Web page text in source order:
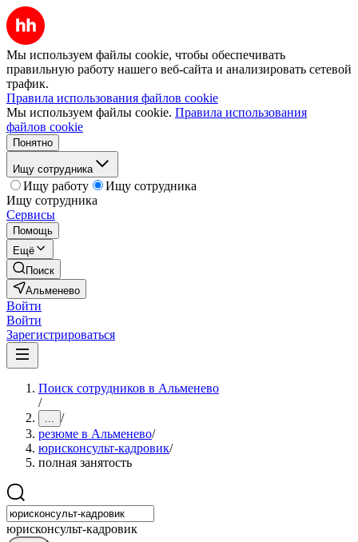
Мы используем файлы cookie, чтобы обеспечивать
правильную работу нашего веб-сайта и анализировать сетевой
трафик.
Правила использования файлов cookie
Мы используем файлы cookie. Правила использования
файлов cookie
Понятно
Ищу сотрудника
Ищу работу
Ищу сотрудника
Ищу сотрудника
Сервисы
Помощь
Ещё
Поиск
Альменево
Войти
Войти
Зарегистрироваться
Поиск сотрудников в Альменево
/
... /
резюме в Альменево/
юрисконсульт-кадровик/
полная занятость
юрисконсульт-кадровик